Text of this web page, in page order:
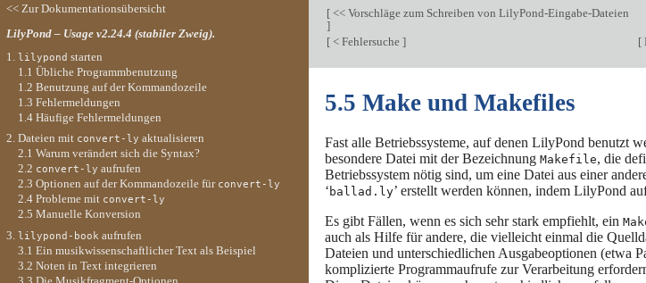
[ << Vorschläge zum Schreiben von LilyPond-Eingabe-Dateien
]
[ < Fehlersuche ] [
5.5 Make und Makefiles
Fast alle Betriebssysteme, auf denen LilyPond benutzt
besondere Datei mit der Bezeichnung Makefile, die
Betriebssystem nötig sind, um eine Datei aus einer
‘ ballad.ly’ erstellt werden können, indem LilyPond
Es gibt Fällen, wenn es sich sehr stark empfiehlt, ein
auch als Hilfe für andere, die vielleicht einmal die
Dateien und unterschiedlichen Ausgabeoptionen (etwa
komplizierte Programmaufrufe zur Verarbeitung
<< Zur Dokumentationsübersicht
LilyPond – Usage v2.24.4 (stabiler Zweig).
1.
lilypond starten
1.1 Übliche Programmbenutzung
1.2 Benutzung auf der Kommandozeile
1.3 Fehlermeldungen
1.4 Häufige Fehlermeldungen
2. Dateien mit convert-ly aktualisieren
2.1 Warum verändert sich die Syntax?
2.2 convert-ly aufrufen
2.3 Optionen auf der Kommandozeile für convert-ly
2.4 Probleme mit convert-ly
2.5 Manuelle Konversion
3. lilypond-book aufrufen
3.1 Ein musikwissenschaftlicher Text als Beispiel
3.2 Noten in Text integrieren